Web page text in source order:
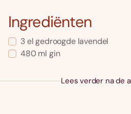
Ingrediënten
3 el gedroogde lavendel
480 ml gin
Lees verder na de